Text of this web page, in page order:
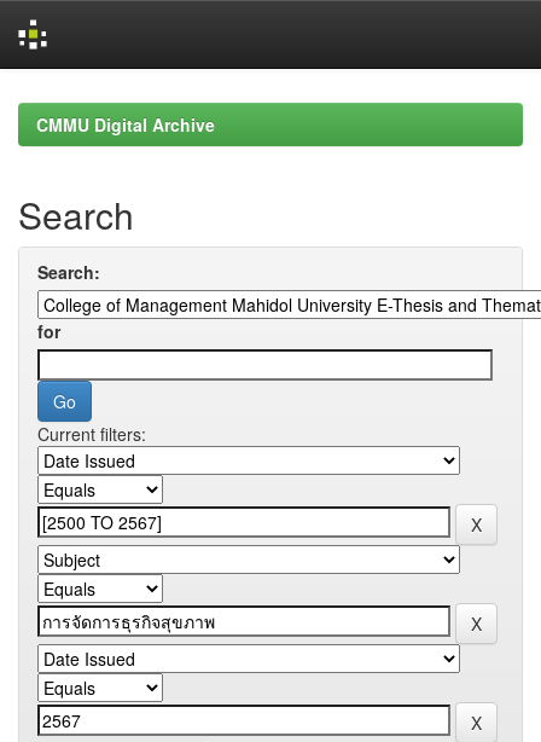
navigationCMMU Digital Archive
Search
Search:
for
Current filters: